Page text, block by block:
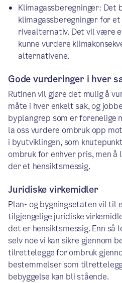
Klimagassberegninger: Det
klimagassberegninger for
rivealternativ. Det vil være
kunne vurdere
alternativene.
Gode vurderinger i hver
Rutinen vil gjøre det mulig å
måte i hver enkelt sak, og
byplangrep som er forenelige
la oss vurdere ombruk opp
i byutviklingen, som
ombruk for enhver pris, men
der et hensiktsmessig.
Juridiske virkemidler
Plan- og bygningsetaten vil til
tilgjengelige juridiske
det er hensiktsmessig. Enn så
selv noe vi kan sikre gjennom
tilrettelegge for ombruk
bestemmelser som
bebyggelse kan bli stående.